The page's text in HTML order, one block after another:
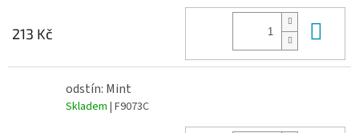
213 Kč
odstín: Mint
Skladem | F9073C